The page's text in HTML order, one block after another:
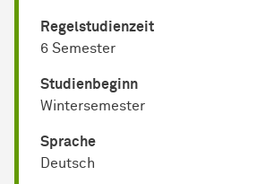
Regel­studienzeit
6 Semester
Studienbeginn
Wintersemester
Sprache
Deutsch